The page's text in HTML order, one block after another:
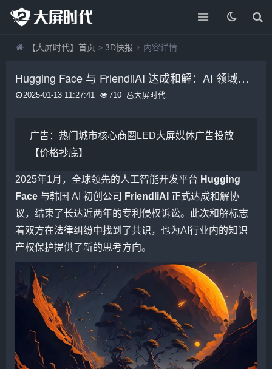
【大屏时代】首页 > 3D快报 内容详情
Hugging Face 与 FriendliAI 达成和解：AI 领域专利争端终结，开启合作新篇章
2025-01-13 11:27:41 710 大屏时代
广告： 热门城市核心商圈LED大屏媒体广告投放
【价格抄底】
2025年1月，全球领先的人工智能开发平台 Hugging
Face 与韩国 AI 初创公司 FriendliAI 正式达成和解协
议，结束了长达近两年的专利侵权诉讼。此次和解标志
着双方在法律纠纷中找到了共识，也为AI行业内的知识
产权保护提供了新的思考方向。